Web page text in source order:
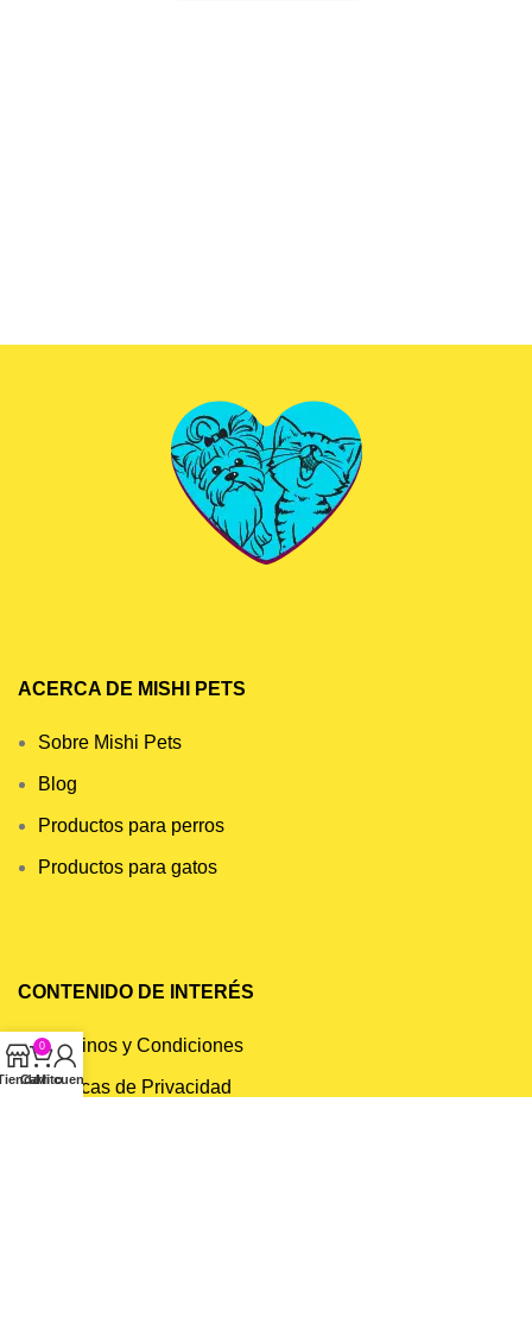
ACERCA DE MISHI PETS
Sobre Mishi Pets
Blog
Productos para perros
Productos para gatos
CONTENIDO DE INTERÉS
Términos y Condiciones
Políticas de Privacidad
0
Carrito
Mi cuenta